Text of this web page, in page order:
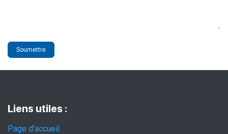
Soumettre
Liens utiles :
Page d'accueil